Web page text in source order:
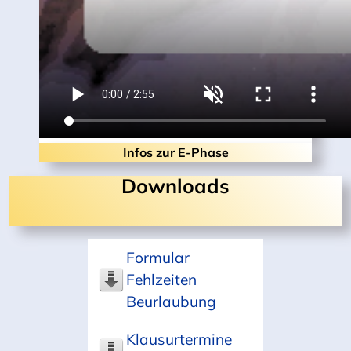
Infos zur E-Phase
Downloads
Formular
Fehlzeiten
Beurlaubung
Klausurtermine